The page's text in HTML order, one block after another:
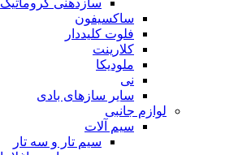
ساکسیفون
فلوت کلیددار
کلارینت
ملودیکا
نی
سایر سازهای بادی
لوازم جانبی
سیم آلات
سیم تار و سه تار